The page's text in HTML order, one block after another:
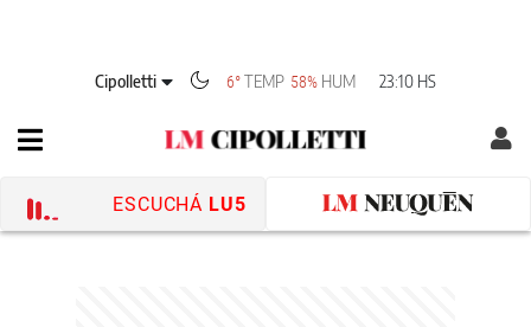
Cipolletti 6°TEMP 58% HUM 23:10 HS
ESCUCHÁ LU5